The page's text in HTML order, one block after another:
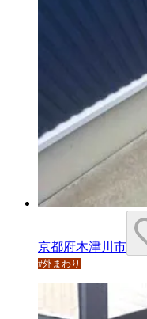
京都府木津川市
#外まわり